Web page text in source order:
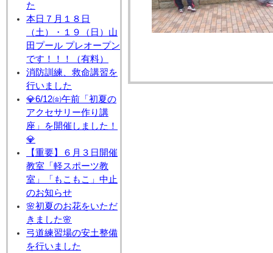
た
本日７月１８日
（土）・１９（日）山
田プール プレオープン
です！！！（有料）
消防訓練、救命講習を
行いました
💎6/12㈮午前「初夏の
アクセサリー作り講
座」を開催しました！
💎
【重要】６月３日開催
教室「軽スポーツ教
室」「もこもこ」中止
のお知らせ
🌸初夏のお花をいただ
きました🌸
弓道練習場の安土整備
を行いました